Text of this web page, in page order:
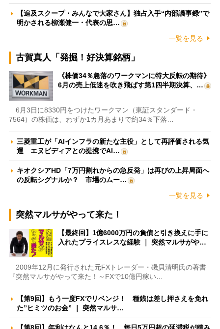
【追及スクープ・みんなで大家さん】独占入手“内部議事録”で
明かされる柳瀬健一・代表の思…
一覧を見る
古賀真人「発掘！好決算銘柄」
《株価34％急落のワークマンに特大反転の期待》
6月の売上低迷を吹き飛ばす第1四半期決算、…
6月3日に8330円をつけたワークマン（東証スタンダード・
7564）の株価は、わずか1カ月あまりで約34％下落…
三菱重工が「AIインフラの新たな主役」として再評価される気
運 エヌビディアとの提携でAI…
キオクシアHD「7万円割れからの急反発」は再びの上昇局面へ
の反転シグナルか？ 市場のムー…
一覧を見る
突然マルサがやって来た！
【最終回】1億6000万円の負債と引き換えに手に
入れたプライスレスな経験 ｜ 突然マルサがや…
2009年12月に発行された元FXトレーダー・磯貝清明氏の著書
『突然マルサがやって来た！～FXで10億円稼い…
【第9回】もう一度FXでリベンジ！ 種銭は差し押さえを免れ
た”ヒミツのお金” ｜ 突然マルサ…